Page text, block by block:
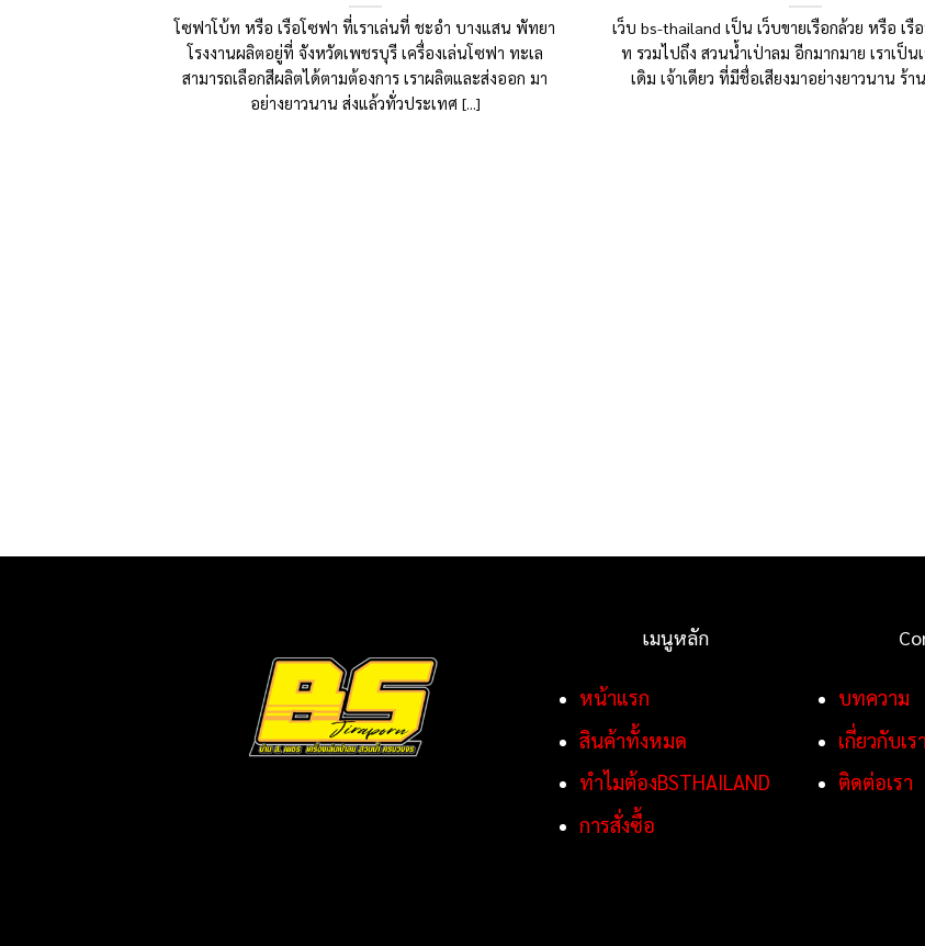
โซฟาโบ้ท หรือ เรือโซฟา ที่เราเล่นที่ ชะอำ บางแสน พัทยา
โรงงานผลิตอยู่ที่ จังหวัดเพชรบุรี เครื่องเล่นโซฟา ทะเล
สามารถเลือกสีผลิตได้ตามต้องการ เราผลิตและส่งออก มา
อย่างยาวนาน ส่งแล้วทั่วประเทศ [...]
เว็บ bs-thailand เป็น เว็บขายเรือกล้วย หรือ เรื
ท รวมไปถึง สวนน้ำเป่าลม อีกมากมาย เราเป็นเ
เดิม เจ้าเดียว ที่มีชื่อเสียงมาอย่างยาวนาน ร้า
เมนูหลัก
หน้าแรก
สินค้าทั้งหมด
ทำไมต้องBSTHAILAND
การสั่งซื้อ
บทความ
เกี่ยวกับเรา
ติดต่อเรา